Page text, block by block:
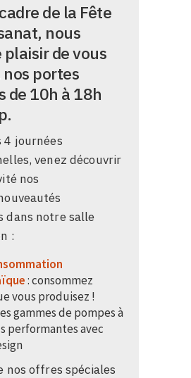
de la Fête
nous
plaisir de vous
portes
de 10h à 18h
4 journées
venez découvrir
nos
dans notre salle
:
: consommez
vous produisez !
gammes de pompes à
performantes avec
nos offres spéciales